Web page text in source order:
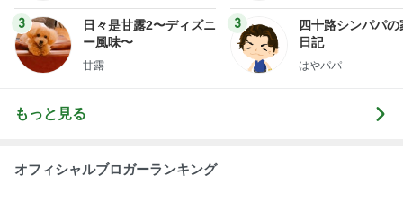
3
日々是甘露2〜ディズニ
ー風味〜
甘露
3
四十路シンパパの
日記
はやパパ
もっと見る
オフィシャルブロガーランキング